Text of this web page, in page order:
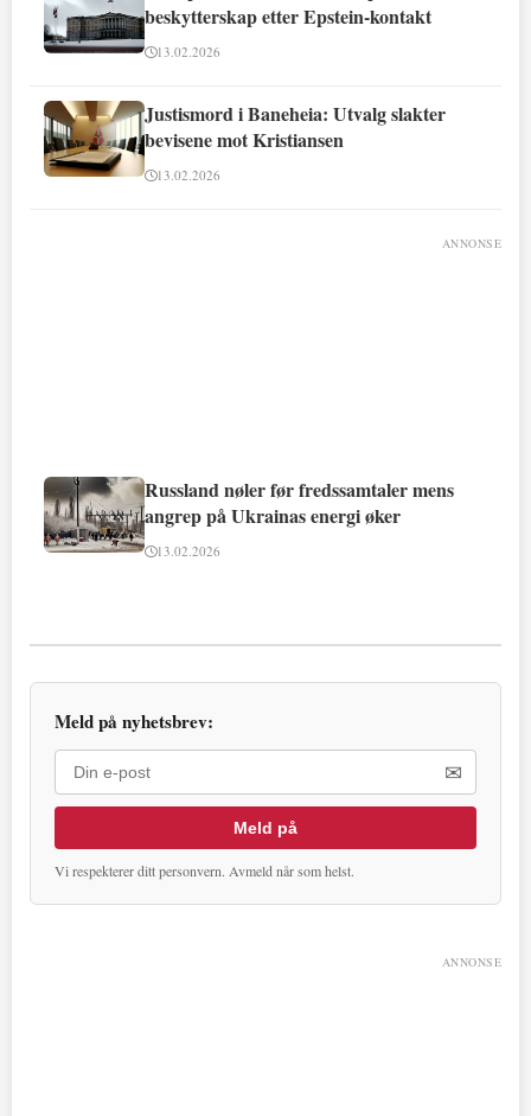
beskytterskap etter Epstein-kontakt
13.02.2026
Justismord i Baneheia: Utvalg slakter
bevisene mot Kristiansen
13.02.2026
ANNONSE
Russland nøler før fredssamtaler mens
angrep på Ukrainas energi øker
13.02.2026
Meld på nyhetsbrev:
✉
Meld på
Vi respekterer ditt personvern. Avmeld når som helst.
ANNONSE